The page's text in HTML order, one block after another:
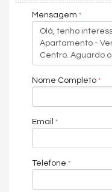
- Banheiro Social
Conheça o
- Medidores de água, luz
- Interfone
Mensagem
Nome Completo
Email
Telefone